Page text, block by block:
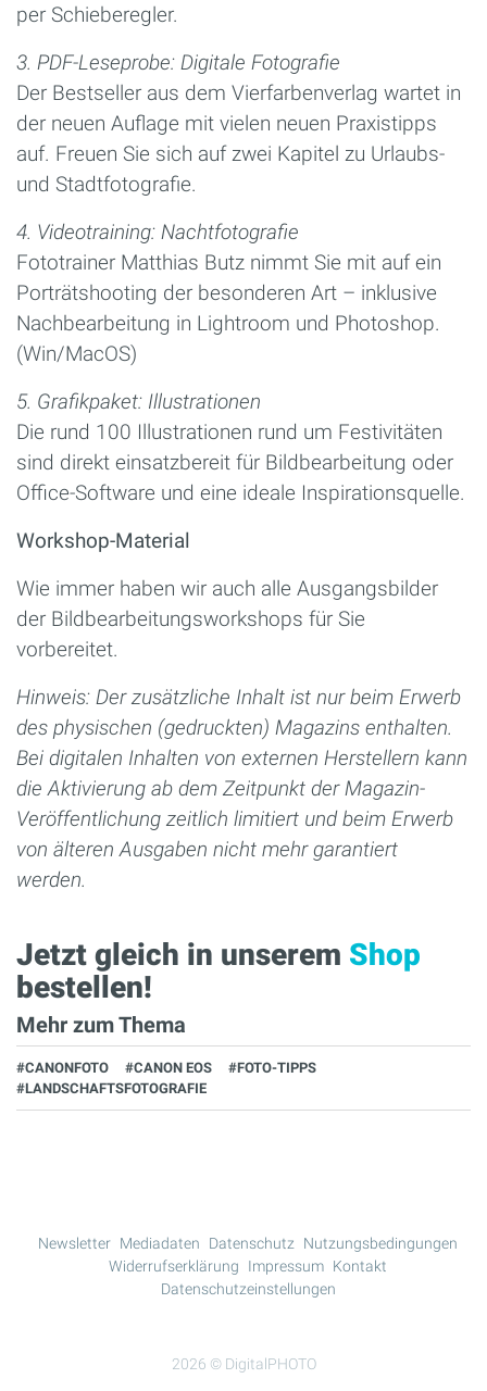
per Schieberegler.
3. PDF-Leseprobe: Digitale Fotografie
Der Bestseller aus dem Vierfarbenverlag wartet in
der neuen Auflage mit vielen neuen Praxistipps
auf. Freuen Sie sich auf zwei Kapitel zu Urlaubs-
und Stadtfotografie.
4. Videotraining: Nachtfotografie
Fototrainer Matthias Butz nimmt Sie mit auf ein
Porträtshooting der besonderen Art – inklusive
Nachbearbeitung in Lightroom und Photoshop.
(Win/MacOS)
5. Grafikpaket: Illustrationen
Die rund 100 Illustrationen rund um Festivitäten
sind direkt einsatzbereit für Bildbearbeitung oder
Office-Software und eine ideale Inspirationsquelle.
Workshop-Material
Wie immer haben wir auch alle Ausgangsbilder
der Bildbearbeitungsworkshops für Sie
vorbereitet.
Hinweis: Der zusätzliche Inhalt ist nur beim Erwerb
des physischen (gedruckten) Magazins enthalten.
Bei digitalen Inhalten von externen Herstellern kann
die Aktivierung ab dem Zeitpunkt der Magazin-
Veröffentlichung zeitlich limitiert und beim Erwerb
von älteren Ausgaben nicht mehr garantiert
werden.
Jetzt gleich in unserem Shop
bestellen!
Mehr zum Thema
#CANONFOTO #CANON EOS
#FOTO-TIPPS
#LANDSCHAFTSFOTOGRAFIE
2026 © DigitalPHOTO
Newsletter Mediadaten Datenschutz
Nutzungsbedingungen
Widerrufserklärung
Impressum Kontakt
Datenschutzeinstellungen